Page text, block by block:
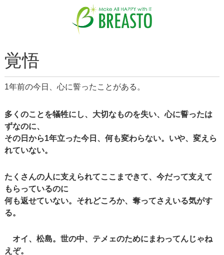
覚悟
1年前の今日、心に誓ったことがある。
多くのことを犠牲にし、大切なものを失い、心に誓ったは
ずなのに、
その日から1年立った今日、何も変わらない。いや、変えら
れていない。
たくさんの人に支えられてここまできて、今だって支えて
もらっているのに
何も返せていない。それどころか、奪ってさえいる気がす
る。
オイ、松島。世の中、テメェのためにまわってんじゃね
えぞ。